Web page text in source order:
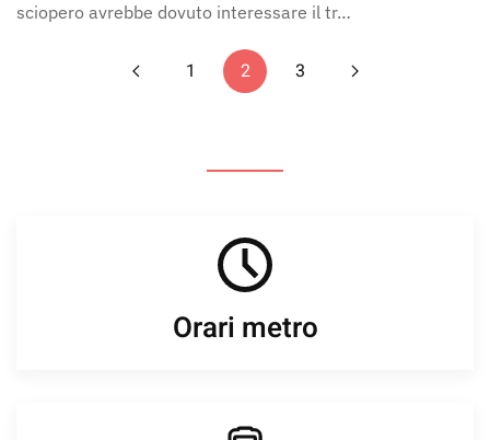
sciopero avrebbe dovuto interessare il tr…
1 2 3
Orari metro